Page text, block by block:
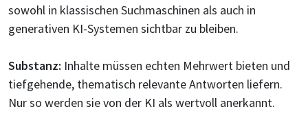
sowohl in klassischen Suchmaschinen als auch in
generativen KI-Systemen sichtbar zu bleiben.
Substanz: Inhalte müssen echten Mehrwert bieten und
tiefgehende, thematisch relevante Antworten liefern.
Nur so werden sie von der KI als wertvoll anerkannt.